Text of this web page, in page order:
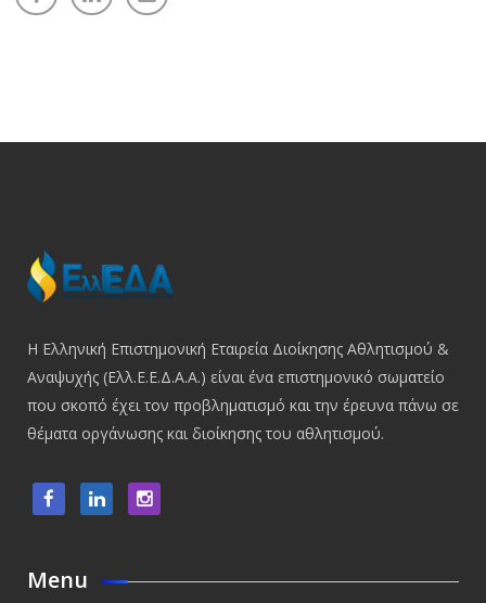
Η Ελληνική Επιστημονική Εταιρεία Διοίκησης Αθλητισμού &
Αναψυχής (Ελλ.Ε.Ε.Δ.Α.Α.) είναι ένα επιστημονικό σωματείο
που σκοπό έχει τον προβληματισμό και την έρευνα πάνω σε
θέματα οργάνωσης και διοίκησης του αθλητισμού.
Menu